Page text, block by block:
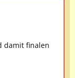
damit finalen